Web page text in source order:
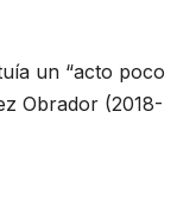
un “acto poco
Obrador (2018-